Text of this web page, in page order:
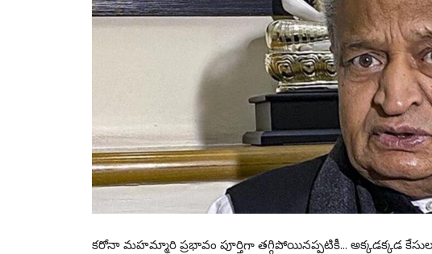
కరోనా మహమ్మారి ప్రభావం పూర్తిగా తగ్గిపోయినప్పటికీ… అక్కడక్కడ